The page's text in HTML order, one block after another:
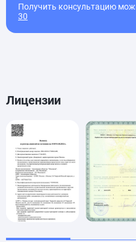
Получить консультацию
30
Лицензии